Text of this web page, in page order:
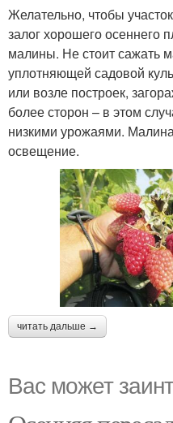
Желательно, чтобы
залог хорошего осеннего
малины. Не стоит сажать
уплотняющей садовой
или возле построек,
более сторон – в этом
низкими урожаями.
освещение.
читать дальше →
Вас может